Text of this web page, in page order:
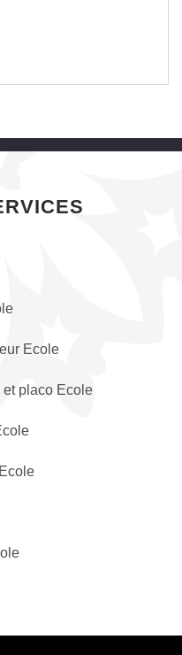
Ecole
placo Ecole